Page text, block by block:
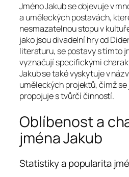
Jméno Jakub se objevuje v
a uměleckých postavách,
nesmazatelnou stopu v
jako jsou divadelní hry od
literaturu, se postavy s tímto
vyznačují specifickými
Jakub se také vyskytuje v
uměleckých projektů, čímž se
propojuje s tvůrčí činností.
Oblíbenost a
jména Jakub
Statistiky a popularita